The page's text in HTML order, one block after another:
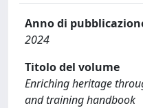
Anno di
2024
Titolo del volume
Enriching heritage
and training handbook